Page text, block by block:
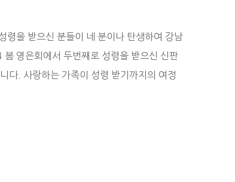
령을 받으신 분들이 네 분이나 탄생하여 강남
영은회에서 두번째로 성령을 받으신 신판
다. 사랑하는 가족이 성령 받기까지의 여정